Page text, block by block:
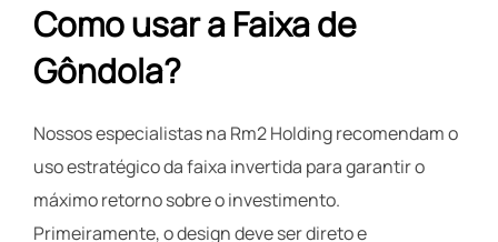
Como usar a Faixa de
Gôndola?
Nossos especialistas na Rm2 Holding recomendam o
uso estratégico da faixa invertida para garantir o
máximo retorno sobre o investimento.
Primeiramente, o design deve ser direto e